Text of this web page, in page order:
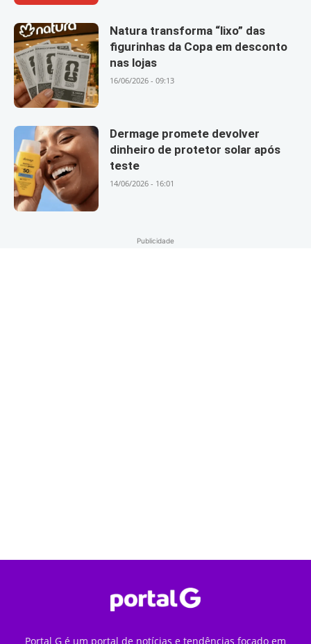
Natura transforma “lixo” das
figurinhas da Copa em desconto
nas lojas
16/06/2026 - 09:13
Dermage promete devolver
dinheiro de protetor solar após
teste
14/06/2026 - 16:01
Publicidade
Portal G é um portal de notícias e tendências focado em